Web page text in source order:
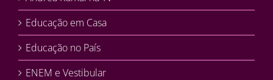
Educação em Casa
Educação no País
ENEM e Vestibular